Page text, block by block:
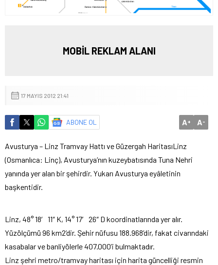
MOBİL REKLAM ALANI
17 MAYIS 2012 21:41
ABONE OL A+ A-
Avusturya – Linz Tramvay Hattı ve Güzergah HaritasıLinz
(Osmanlıca: Linç), Avusturya’nın kuzeybatısında Tuna Nehri
yanında yer alan bir şehirdir. Yukarı Avusturya eyâletinin
başkentidir.
Linz, 48° 18′ 11″ K, 14° 17′ 26″ D koordinatlarında yer alır.
Yüzölçümü 96 km2’dir. Şehir nüfusu 188.968’dir, fakat civarındaki
kasabalar ve banliyölerle 407.000’i bulmaktadır.
Linz şehri metro/tramvay haritası için harita güncelliği resmin